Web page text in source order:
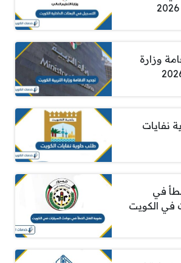
وزارة
نفايات
في
في الكويت